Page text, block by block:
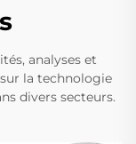
analyses et
la technologie
divers secteurs.